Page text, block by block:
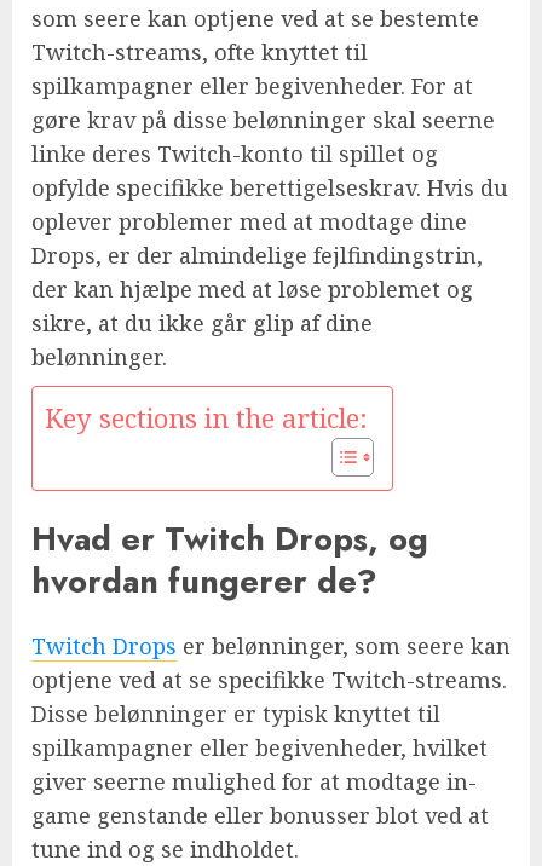
som seere kan optjene ved at se bestemte
Twitch-streams, ofte knyttet til
spilkampagner eller begivenheder. For at
gøre krav på disse belønninger skal seerne
linke deres Twitch-konto til spillet og
opfylde specifikke berettigelseskrav. Hvis du
oplever problemer med at modtage dine
Drops, er der almindelige fejlfindingstrin,
der kan hjælpe med at løse problemet og
sikre, at du ikke går glip af dine
belønninger.
Key sections in the article:
Hvad er Twitch Drops, og
hvordan fungerer de?
Twitch Drops er belønninger, som seere kan
optjene ved at se specifikke Twitch-streams.
Disse belønninger er typisk knyttet til
spilkampagner eller begivenheder, hvilket
giver seerne mulighed for at modtage in-
game genstande eller bonusser blot ved at
tune ind og se indholdet.